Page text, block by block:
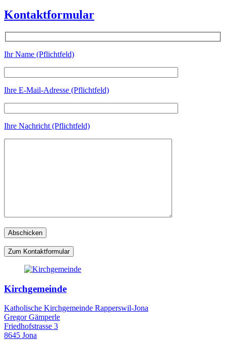
Kontaktformular
Ihr Name (Pflichtfeld)
Ihre E-Mail-Adresse (Pflichtfeld)
Ihre Nachricht (Pflichtfeld)
Zum Kontaktformular
Kirchgemeinde
Katholische Kirchgemeinde Rapperswil-Jona
Gregor Gämperle
Friedhofstrasse 3
8645 Jona